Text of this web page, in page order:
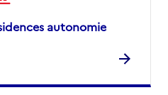
autonomie